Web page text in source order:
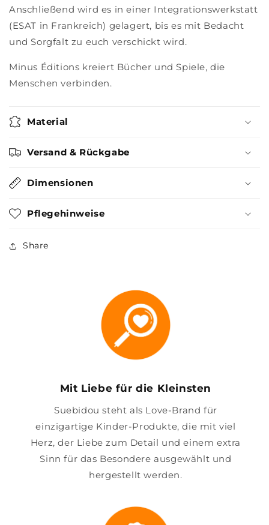
Anschließend wird es in einer Integrationswerkstatt
(ESAT in Frankreich) gelagert, bis es mit Bedacht
und Sorgfalt zu euch verschickt wird.
Minus Éditions kreiert Bücher und Spiele, die
Menschen verbinden.
Material
Versand & Rückgabe
Dimensionen
Pflegehinweise
Share
Mit Liebe für die Kleinsten
Suebidou steht als Love-Brand für
einzigartige Kinder-Produkte, die mit viel
Herz, der Liebe zum Detail und einem extra
Sinn für das Besondere ausgewählt und
hergestellt werden.